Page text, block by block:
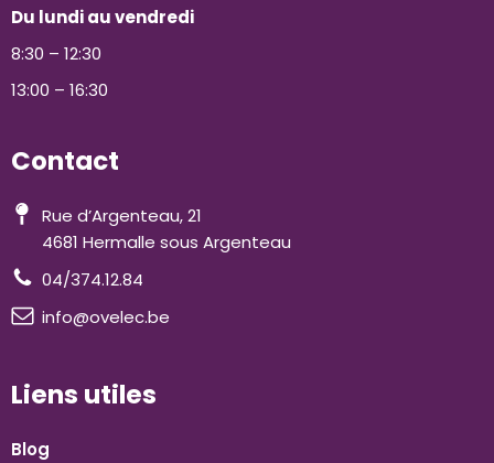
Du lundi au vendredi
8:30 – 12:30
13:00 – 16:30
Contact
Rue d’Argenteau, 21
4681 Hermalle sous Argenteau
04/374.12.84
info@ovelec.be
Liens utiles
Blog